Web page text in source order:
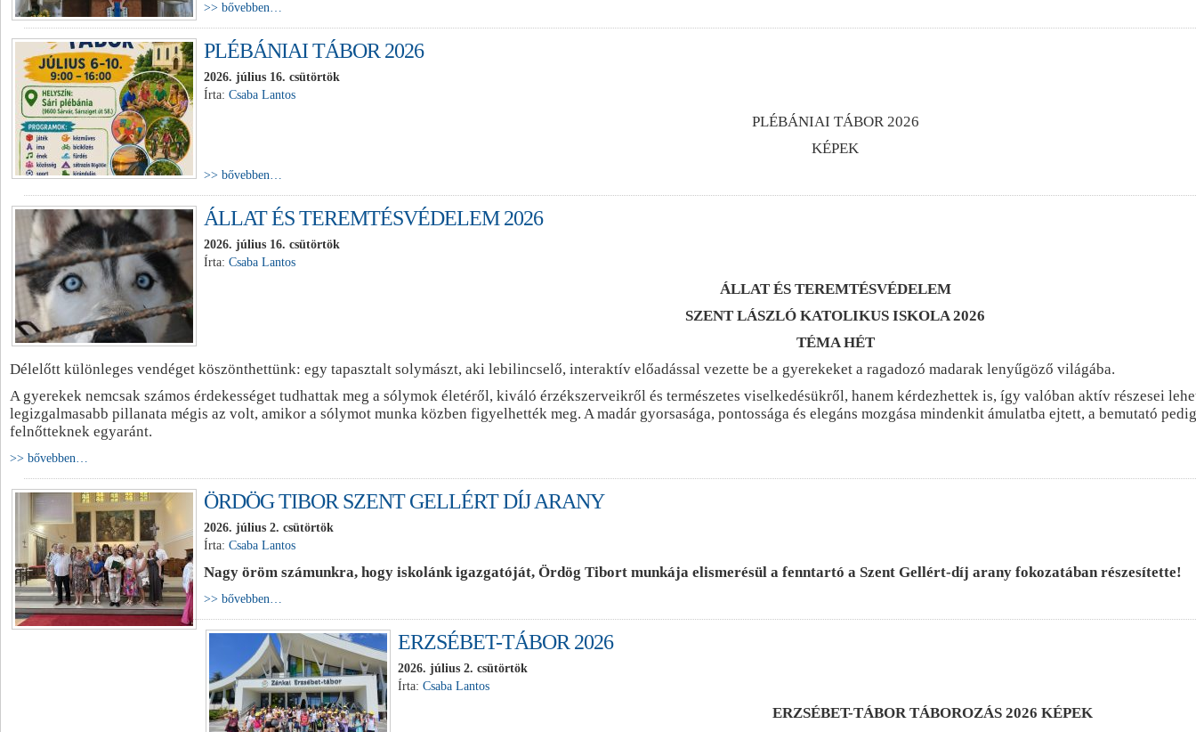
>> bővebben…
PLÉBÁNIAI TÁBOR 2026
2026. július 16. csütörtök
Írta: Csaba Lantos
PLÉBÁNIAI TÁBOR 2026
KÉPEK
>> bővebben…
ÁLLAT ÉS TEREMTÉSVÉDELEM 2026
2026. július 16. csütörtök
Írta: Csaba Lantos
ÁLLAT ÉS TEREMTÉSVÉDELEM
SZENT LÁSZLÓ KATOLIKUS ISKOLA 2026
TÉMA HÉT
Délelőtt különleges vendéget köszönthettünk: egy tapasztalt solymászt, aki lebilincselő, interaktív előadással vezette be a gyerekeket a ragadozó madarak lenyűgöző világába.
A gyerekek nemcsak számos érdekességet tudhattak meg a sólymok életéről, kiváló érzékszerveikről és természetes viselkedésükről, hanem kérdezhettek is, így valóban aktív részesei
legizgalmasabb pillanata mégis az volt, amikor a sólymot munka közben figyelhették meg. A madár gyorsasága, pontossága és elegáns mozgása mindenkit ámulatba ejtett, a bemutató
felnőtteknek egyaránt.
>> bővebben…
ÖRDÖG TIBOR SZENT GELLÉRT DÍJ ARANY
2026. július 2. csütörtök
Írta: Csaba Lantos
Nagy öröm számunkra, hogy iskolánk igazgatóját, Ördög Tibort munkája elismerésül a fenntartó a Szent Gellért-díj arany fokozatában részesítette!
>> bővebben…
ERZSÉBET-TÁBOR 2026
2026. július 2. csütörtök
Írta: Csaba Lantos
ERZSÉBET-TÁBOR TÁBOROZÁS 2026 KÉPEK